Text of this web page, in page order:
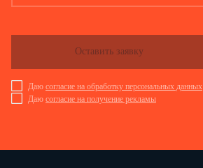
Даю согласие на обработку персональных данных
Даю согласие на получение рекламы
Оставить заявку